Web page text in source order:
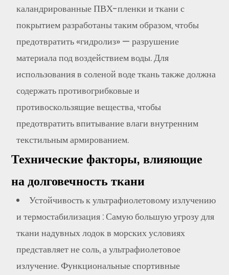
характеристики:
Матрица
характеристик
ткани
для
надувных
лодок
5
Почему
выбрать
компанию
Zhejiang
MSD
Group
Share
Co.,
каландрированные ПВХ-пленки и ткани с
покрытием разработаны таким образом, чтобы
предотвратить «гидролиз» — разрушение
материала под воздействием воды. Для
использования в соленой воде ткань также должна
содержать противогрибковые и
противоскользящие вещества, чтобы
предотвратить впитывание влаги внутренним
текстильным армированием.
Технические факторы, влияющие
на долговечность ткани
Устойчивость к ультрафиолетовому излучению
и термостабилизация : Самую большую угрозу для
ткани надувных лодок в морских условиях
представляет не соль, а ультрафиолетовое
излучение. Функциональные спортивные